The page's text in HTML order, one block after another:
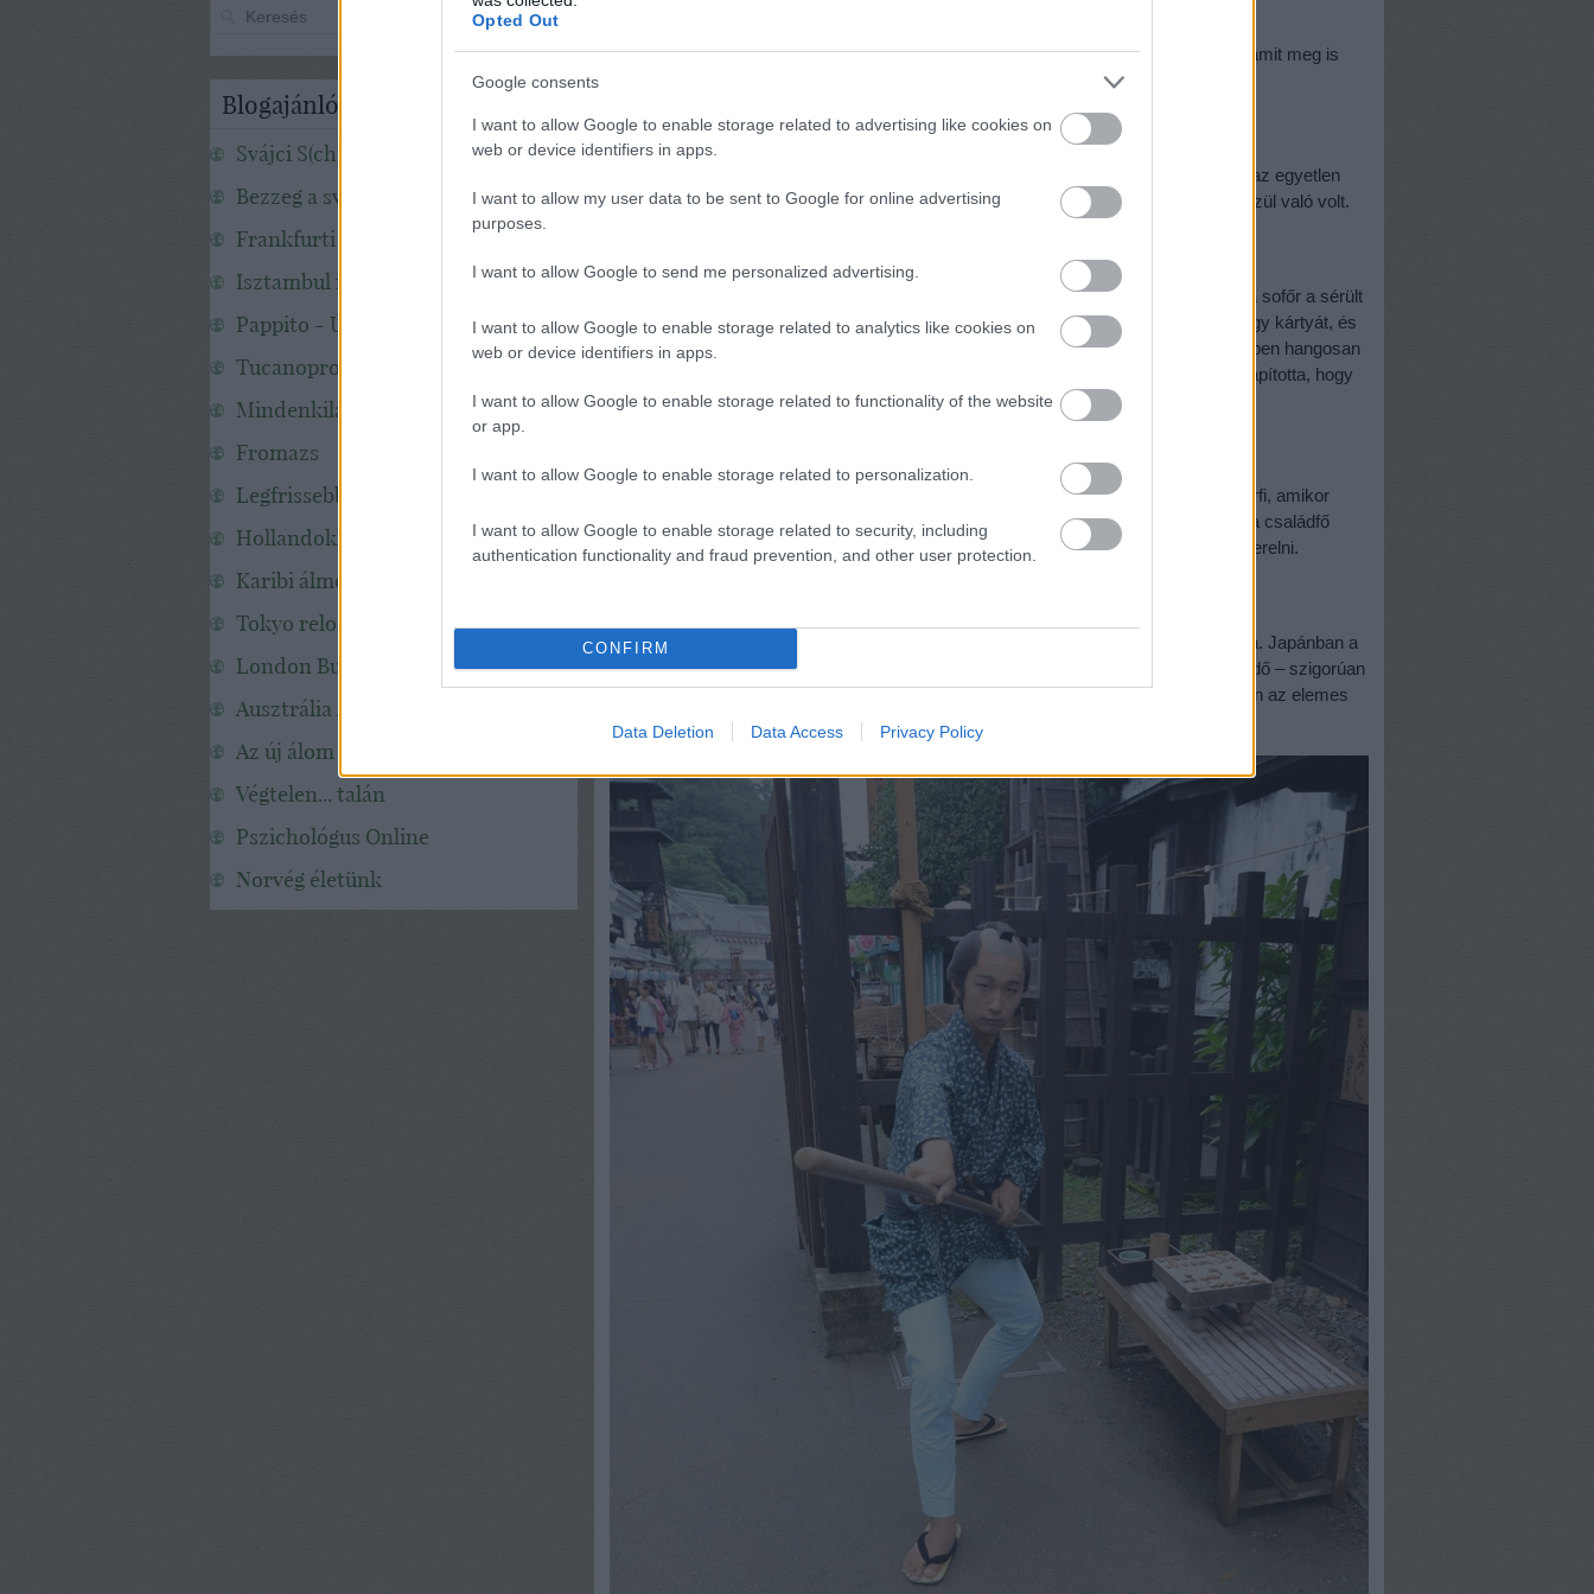
Opted Out
Google consents
I want to allow Google to enable storage related to advertising like cookies on
web or device identifiers in apps.
I want to allow my user data to be sent to Google for online advertising
purposes.
I want to allow Google to send me personalized advertising.
I want to allow Google to enable storage related to analytics like cookies on
web or device identifiers in apps.
I want to allow Google to enable storage related to functionality of the website
or app.
I want to allow Google to enable storage related to personalization.
I want to allow Google to enable storage related to security, including
authentication functionality and fraud prevention, and other user protection.
CONFIRM
Data Deletion Data Access Privacy Policy
Blogajánló
Svájci S(ch)apka
Bezzeg a svédek!
Frankfurti mesék
Isztambul infó
Pappito - Új-Zéland
Tucanoprod
Mindenkilaci
Fromazs
Legfrissebb Hawaii Hömbölgések
Hollandokk
Karibi álmok
Tokyo reloaded
London Budapest Metro
Ausztrália A-tól Z-ig
Az új álom
Végtelen... talán
Pszichológus Online
Norvég életünk
Bekapcsoltam a tévét, gondoltam, ennyi itt eltöltött idő után talán lesz olyan műsor, amit meg is
Mondjuk egy vetélkedő.
Az egyik hetekig tartó sorozatban a TV-stáb az egész országot bejárva találta meg az egyetlen
középiskolás diákot, aki képes nyitott szemmel tüsszenteni, és ez még a jobbak közül való volt.
TV-sorozat. A mentőorvos az eszméletlen sérült újraélesztésével foglalkozott, míg a sofőr a sérült
ruháit vizsgálta. A balesetben deformálódott névjegytartóból remegő kézzel vett ki egy kártyát, és
azonnal hívta a rajta lévő mobilszámot, ami a még mindig eszméletlen sérült zsebében hangosan
csörgött is. A mentősofőr hosszasan csörgette a számot, majd kinyomta és megállapította, hogy
nem veszik fel, ezek szerint a sérültnek nincs családja.
Rendőrségi hírek. A ház fürdőszoba-ablakának külső védőrácsát csavarozta egy férfi, amikor
elfogták a rendőrök! Másnap szabadon engedték, mikor egy család tett bejelentést a családfő
eltűnéséről, aki Aki eltűnésekor éppen a fürdőszoba ablak védőrácsát próbálta felszerelni.
Nyitott szemmel járok, így elég sokat láttam, sokszor olyat is, amit nem kellett volna. Japánban a
munkahelyi öltözőszekrény, sokak számára a második otthon. Az egy hétre elegendő – szigorúan
fóliába csomagolt - ruhák ott várakoznak bevetésre, amit a lehajtható vasalódeszkán az elemes
vasalóval azonnal újjávarázsolhat az ember.